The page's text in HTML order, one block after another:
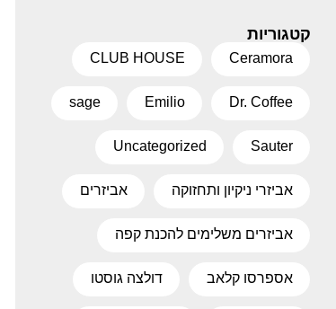
קטגוריות
Ceramora
CLUB HOUSE
Dr. Coffee
Emilio
sage
Sauter
Uncategorized
אביזרי ניקיון ותחזוקה אביזרים
אביזרים משלימים להכנת קפה
אספרסו קלאב דולצה גוסטו